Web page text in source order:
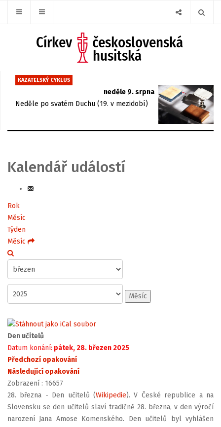
KAZATELSKÝ CYKLUS
neděle 9. srpna
Neděle po svatém Duchu (19. v mezidobí)
Kalendář událostí
Rok
Měsíc
Týden
Měsíc
Měsíc
Den učitelů
Datum konání: pátek, 28. březen 2025
Předchozí opakování
Následující opakování
Zobrazení : 16657
28. března - Den učitelů (Wikipedie). V České republice a na
Slovensku se den učitelů slaví tradičně 28. března, v den výročí
narození Jana Amose Komenského. Den učitelů byl vyhlášen